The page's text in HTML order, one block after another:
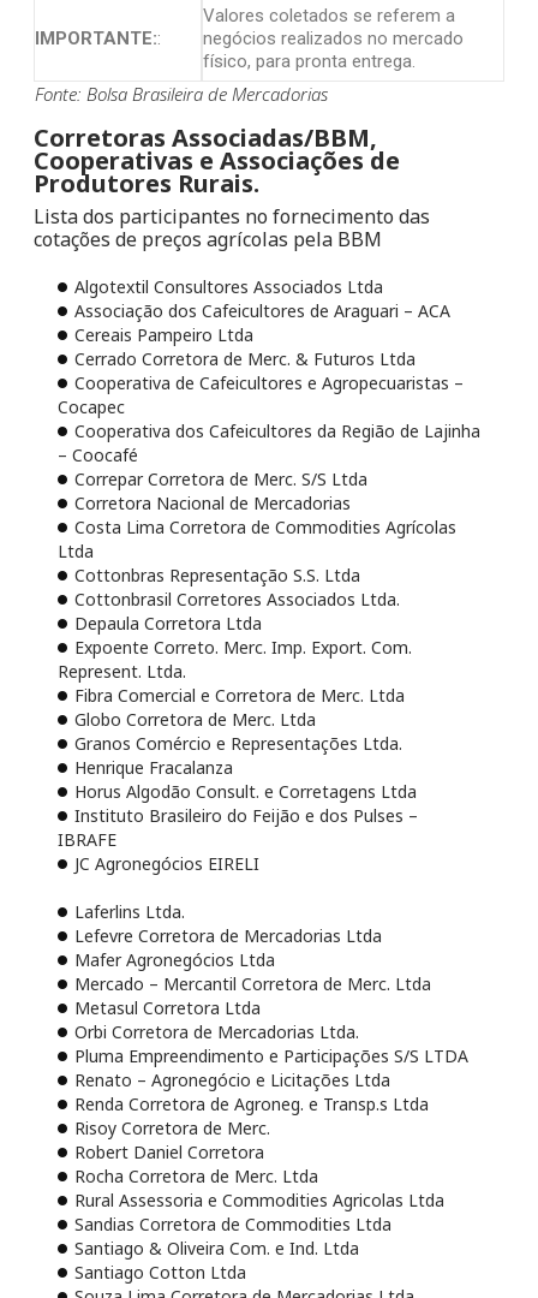
IMPORTANTE::
Valores coletados se referem a
negócios realizados no mercado
físico, para pronta entrega.
Fonte: Bolsa Brasileira de Mercadorias
Corretoras Associadas/BBM,
Cooperativas e Associações de
Produtores Rurais.
Lista dos participantes no fornecimento das
cotações de preços agrícolas pela BBM
Algotextil Consultores Associados Ltda
Associação dos Cafeicultores de Araguari – ACA
Cereais Pampeiro Ltda
Cerrado Corretora de Merc. & Futuros Ltda
Cooperativa de Cafeicultores e Agropecuaristas –
Cocapec
Cooperativa dos Cafeicultores da Região de Lajinha
– Coocafé
Correpar Corretora de Merc. S/S Ltda
Corretora Nacional de Mercadorias
Costa Lima Corretora de Commodities Agrícolas
Ltda
Cottonbras Representação S.S. Ltda
Cottonbrasil Corretores Associados Ltda.
Depaula Corretora Ltda
Expoente Correto. Merc. Imp. Export. Com.
Represent. Ltda.
Fibra Comercial e Corretora de Merc. Ltda
Globo Corretora de Merc. Ltda
Granos Comércio e Representações Ltda.
Henrique Fracalanza
Horus Algodão Consult. e Corretagens Ltda
Instituto Brasileiro do Feijão e dos Pulses –
IBRAFE
JC Agronegócios EIRELI
Laferlins Ltda.
Lefevre Corretora de Mercadorias Ltda
Mafer Agronegócios Ltda
Mercado – Mercantil Corretora de Merc. Ltda
Metasul Corretora Ltda
Orbi Corretora de Mercadorias Ltda.
Pluma Empreendimento e Participações S/S LTDA
Renato – Agronegócio e Licitações Ltda
Renda Corretora de Agroneg. e Transp.s Ltda
Risoy Corretora de Merc.
Robert Daniel Corretora
Rocha Corretora de Merc. Ltda
Rural Assessoria e Commodities Agricolas Ltda
Sandias Corretora de Commodities Ltda
Santiago & Oliveira Com. e Ind. Ltda
Santiago Cotton Ltda